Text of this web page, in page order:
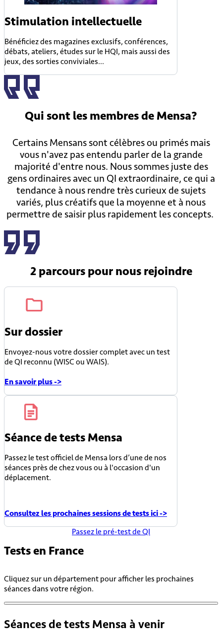
Stimulation intellectuelle
Bénéficiez des magazines exclusifs, conférences,
débats, ateliers, études sur le HQI, mais aussi des
jeux, des sorties conviviales...
Qui sont les membresde Mensa?
Certains Mensans sont célèbres ou primés mais
vous n'avez pas entendu parler de la grande
majorité d'entre nous. Nous sommes juste des
gens ordinaires avec un QI extraordinaire, ce qui a
tendance à nous rendre très curieux de sujets
variés, plus créatifs que la moyenne et à nous
permettre de saisir plus rapidement les concepts.
2 parcourspour nous rejoindre
Sur dossier
Envoyez-nous votre dossier complet avec un test
de QI reconnu (WISC ou WAIS).
En savoir plus ->
Séance de tests Mensa
Passez le test officiel de Mensa lors d’une de nos
séances près de chez vous ou à l'occasion d'un
déplacement.
Consultez les prochaines sessions de tests ici ->
Passez le pré-test de QI
Tests en France
Cliquez sur un département pour afficher les prochaines
séances dans votre région.
Séances de tests Mensa à venir